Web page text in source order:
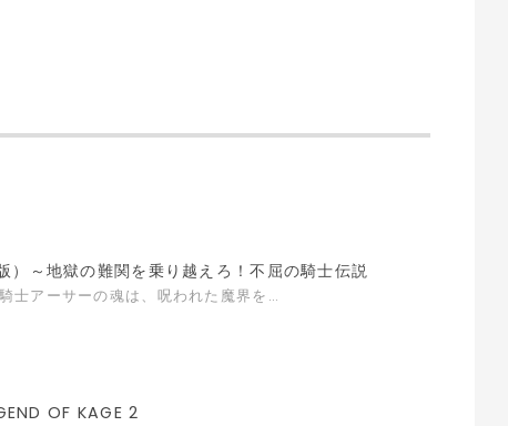
）～地獄の難関を乗り越えろ！不屈の騎士伝説
士アーサーの魂は、呪われた魔界を…
OF KAGE 2